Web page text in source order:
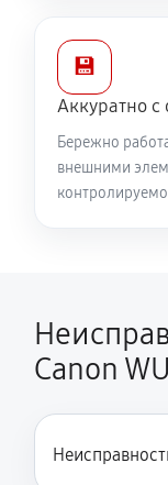
💾
Аккуратно с
Бережно
внешними
Canon